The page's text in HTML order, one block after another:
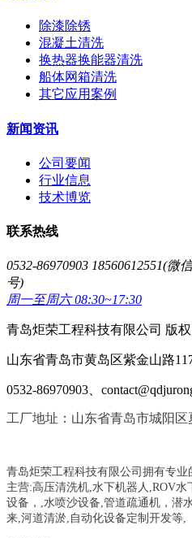
除漆除锈
混凝土清洗
换热器换能器清洗
船体网箱清洗
其它应用案例
新闻资讯
公司要闻
行业信息
技术博览
联系热线
0532-86970903 18560612551(微
号)
周一至周六 08:30~17:30
青岛炬荣工程科技有限公司 版
山东省青岛市黄岛区紫金山路
0532-86970903、
工厂地址：山东省青岛市城阳区
青岛炬荣工程科技有限公司拥有专
主营:高压清洗机,水下机器人,ROV
设备， ,水喷沙设备,管道疏通机 ， 潜
来,河道清淤,自动化设备定制开发等,